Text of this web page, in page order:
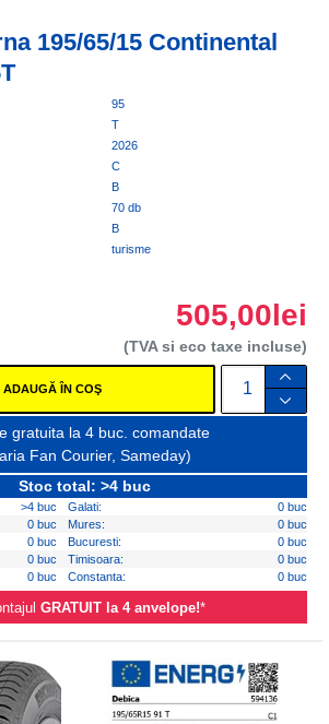
195/65/15 Continental
95
T
2026
C
B
70 db
B
turisme
505,00lei
(TVA si eco taxe incluse)
ADAUGĂ ÎN COŞ
gratuita la 4 buc. comandate
Fan Courier, Sameday)
Stoc total: >4 buc
>4 buc Galati:
0 buc
0 buc Mures:
0 buc
0 buc Bucuresti:
0 buc
0 buc Timisoara:
0 buc
0 buc Constanta: 0 buc
GRATUIT la 4 anvelope!*